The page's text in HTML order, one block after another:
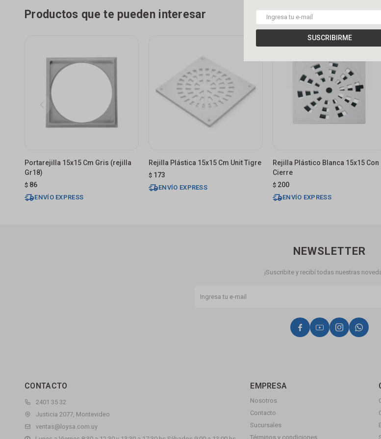
SUSCRIBIRME
Productos que te pueden interesar
Portarejilla 15x15 Cm Gris (rejilla
Gr18)
$ 86
ENVÍO EXPRESS
Rejilla Plástica 15x15 Cm Unit Tigre
$ 173
ENVÍO EXPRESS
Rejilla Plástico Blanca 15x15 Con
Cierre
$ 200
ENVÍO EXPRESS
CONTACTO
2401 35 32
Justicia 2077, Montevideo
ventas@loysa.com.uy
EMPRESA
Nosotros
Contacto
Sucursales
Términos y condiciones
NEWSLETTER
¡Suscribite y recibí todas nuestras
   